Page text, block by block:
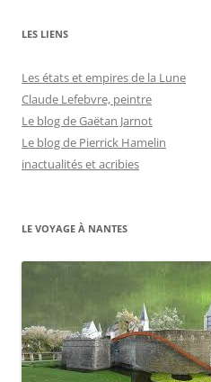
LES LIENS
Les états et empires de la Lune
Claude Lefebvre, peintre
Le blog de Gaëtan Jarnot
Le blog de Pierrick Hamelin
inactualités et acribies
LE VOYAGE À NANTES